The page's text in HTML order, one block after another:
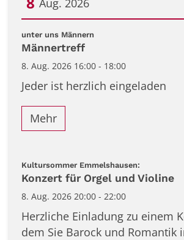
Aug. 2026
Datum: 8. August 2026
unter uns Männern
Männertreff
8. Aug. 2026 16:00 - 18:00
Jeder ist herzlich eingeladen
Mehr
Kultursommer Emmelshausen:
Konzert für Orgel und Violine
8. Aug. 2026 20:00 - 22:00
Herzliche Einladung zu einem
dem Sie Barock und Romantik